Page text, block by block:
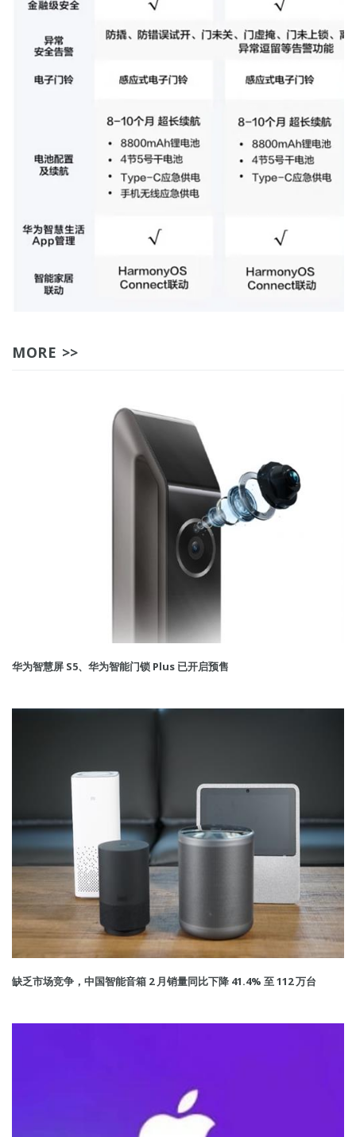
MORE >>
华为智慧屏 S5、华为智能门锁 Plus 已开启预售
缺乏市场竞争，中国智能音箱 2 月销量同比下降 41.4% 至 112 万台